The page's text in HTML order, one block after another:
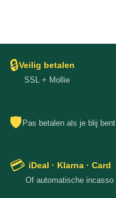
🔒Veilig betalen
SSL + Mollie
🛡 Pas betalen als je blij bent
💳 iDeal · Klarna · Card
Of automatische incasso